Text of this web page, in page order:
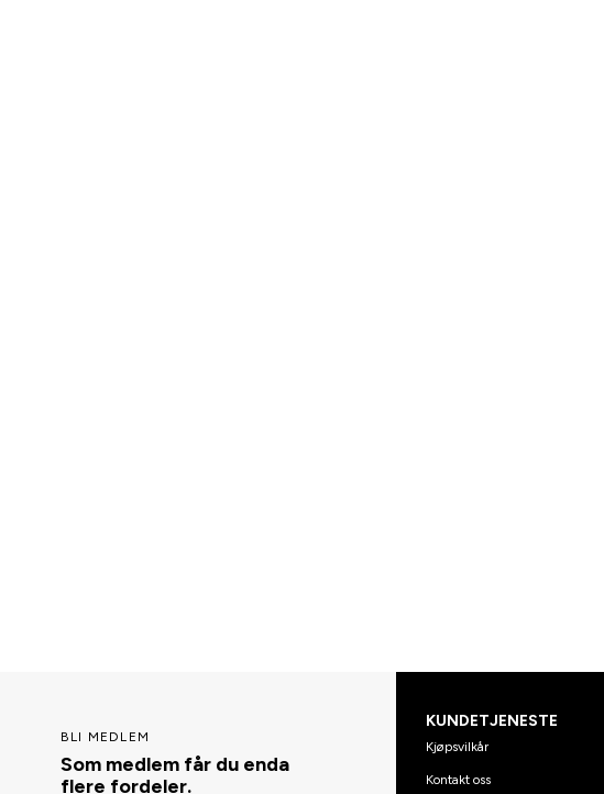
BLI MEDLEM
Som medlem får du enda
flere fordeler.
KUNDETJENESTE
Kjøpsvilkår
Kontakt oss